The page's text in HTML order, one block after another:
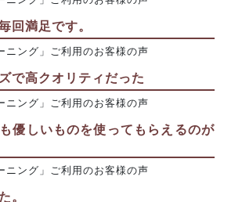
回満足です。
ニング」ご利用のお客様の声
で高クオリティだった
ニング」ご利用のお客様の声
優しいものを使ってもらえるのが
ニング」ご利用のお客様の声
。